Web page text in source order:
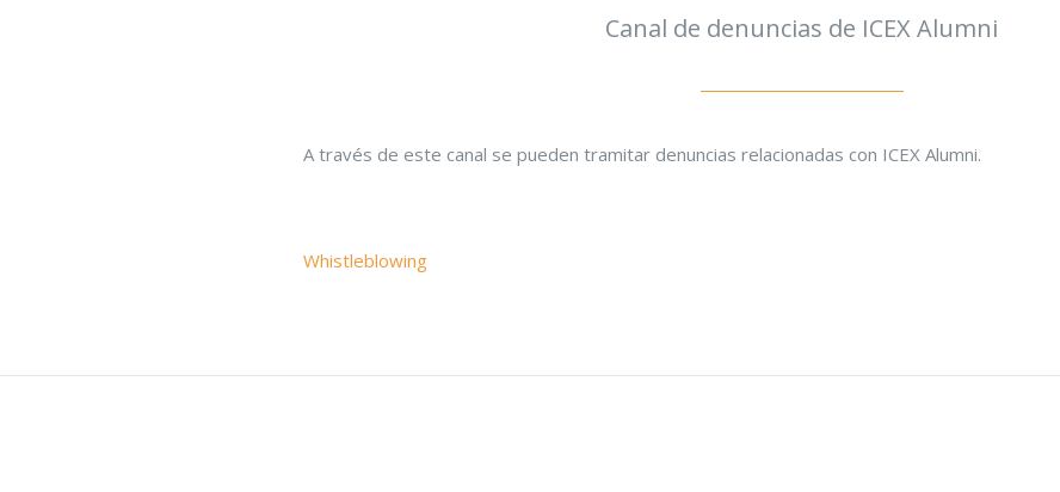
Canal de denuncias de ICEX Alumni
A través de este canal se pueden tramitar denuncias relacionadas con ICEX Alumni.
Whistleblowing